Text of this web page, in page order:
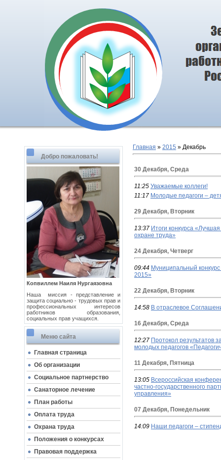
Добро пожаловать!
Копвиллем Наиля Нургаязовна
Наша миссия - представление и
защита социально - трудовых прав и
профессиональных интересов
работников образования,
социальных прав учащихся.
Меню сайта
Главная страница
Об организации
Социальное партнерство
Cанаторное лечение
План работы
Оплата труда
Охрана труда
Положения о конкурсах
Правовая поддержка
Главная » 2015 » Декабрь
30 Декабря, Среда
11:25 Уважаемые коллеги!
11:17 Молодые педагоги –
29 Декабря, Вторник
13:37 Итоги конкурса
охране труда»
24 Декабря, Четверг
09:44 Муниципальный
2015»
22 Декабря, Вторник
14:58 В отраслевое
16 Декабря, Среда
12:27 Протокол результатов
молодых педагогов
11 Декабря, Пятница
13:05 Всероссийская
частно-государственного
управления»
07 Декабря, Понедельник
14:09 Наши педагоги –